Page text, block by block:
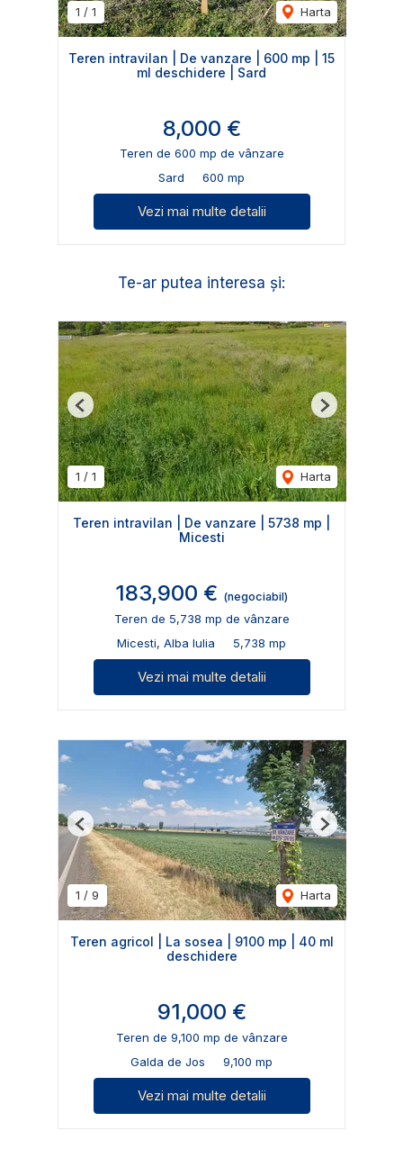
1 / 1 Harta
Teren intravilan | De vanzare | 600 mp | 15
ml deschidere | Sard
8,000 €
Teren de 600 mp de vânzare
Sard
600 mp
Vezi mai multe detalii
Te-ar putea interesa și:
1 / 1 Harta
Previous Next
Teren intravilan | De vanzare | 5738 mp |
Micesti
183,900 € (negociabil)
Teren de 5,738 mp de vânzare
Micesti, Alba Iulia
5,738 mp
Vezi mai multe detalii
1 / 9 Harta
Previous Next
Teren agricol | La sosea | 9100 mp | 40 ml
deschidere
91,000 €
Teren de 9,100 mp de vânzare
Galda de Jos
9,100 mp
Vezi mai multe detalii